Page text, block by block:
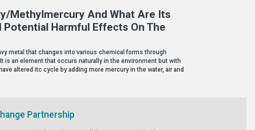
Methylmercury And What Are Its
Harmful Effects On The
metal that changes into various chemical forms through
is an element that occurs naturally in the environment but with
altered itc cycle by adding more mercury in the water, air and
Partnership